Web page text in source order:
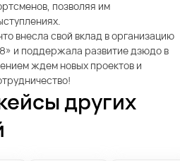
позволяя им
внесла свой вклад в организацию
и поддержала развитие дзюдо в
ждем новых проектов и
других